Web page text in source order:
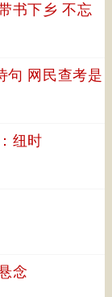
书下乡 不忘
句 网民查考是
纽时
念